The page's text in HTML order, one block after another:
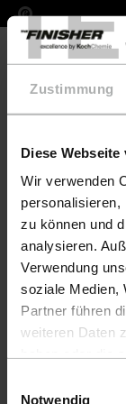
Zustimmung
Diese
Wir verwenden
personalisieren,
zu können und
analysieren.
Verwendung
soziale Medien,
Partner führen
weiteren Daten
Einstellungen
Notwendig